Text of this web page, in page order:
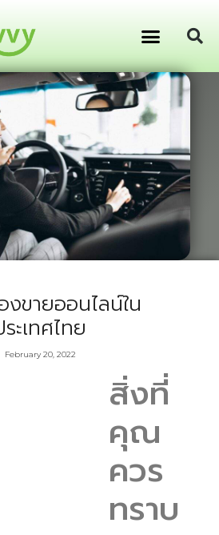
งขายออนไลน์ใน
ระเทศไทย
February 20, 2022
สิ่งที่
คุณ
ควร
ทราบ